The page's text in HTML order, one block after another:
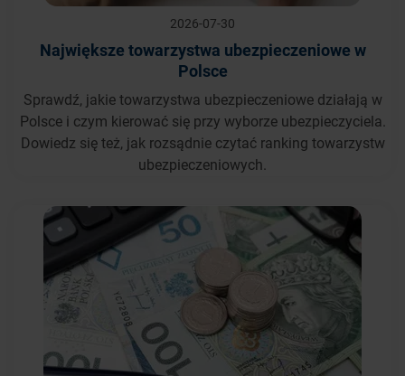
2026-07-30
Największe towarzystwa ubezpieczeniowe w
Polsce
Sprawdź, jakie towarzystwa ubezpieczeniowe działają w
Polsce i czym kierować się przy wyborze ubezpieczyciela.
Dowiedz się też, jak rozsądnie czytać ranking towarzystw
ubezpieczeniowych.